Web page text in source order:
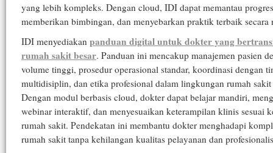
yang lebih kompleks. Dengan cloud, IDI dapat memantau
memberikan bimbingan, dan menyebarkan praktik terbaik secara
IDI menyediakan panduan digital untuk dokter yang
rumah sakit besar. Panduan ini mencakup manajemen pasien
volume tinggi, prosedur operasional standar, koordinasi dengan
multidisiplin, dan etika profesional dalam lingkungan rumah sakit
Dengan modul berbasis cloud, dokter dapat belajar mandiri,
webinar interaktif, dan menyesuaikan keterampilan klinis sesuai
rumah sakit. Pendekatan ini membantu dokter menghadapi
rumah sakit tanpa kehilangan kualitas pelayanan dan